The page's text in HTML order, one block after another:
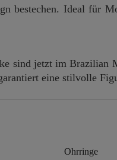
bestechen. Ideal für
sind jetzt im Brazilian
eine stilvolle
Ohrringe